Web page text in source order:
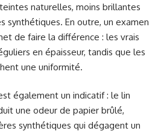
naturelles, moins brillantes
synthétiques. En outre, un examen
de faire la différence : les vrais
en épaisseur, tandis que les
une uniformité.
également un indicatif : le lin
une odeur de papier brûlé,
synthétiques qui dégagent un